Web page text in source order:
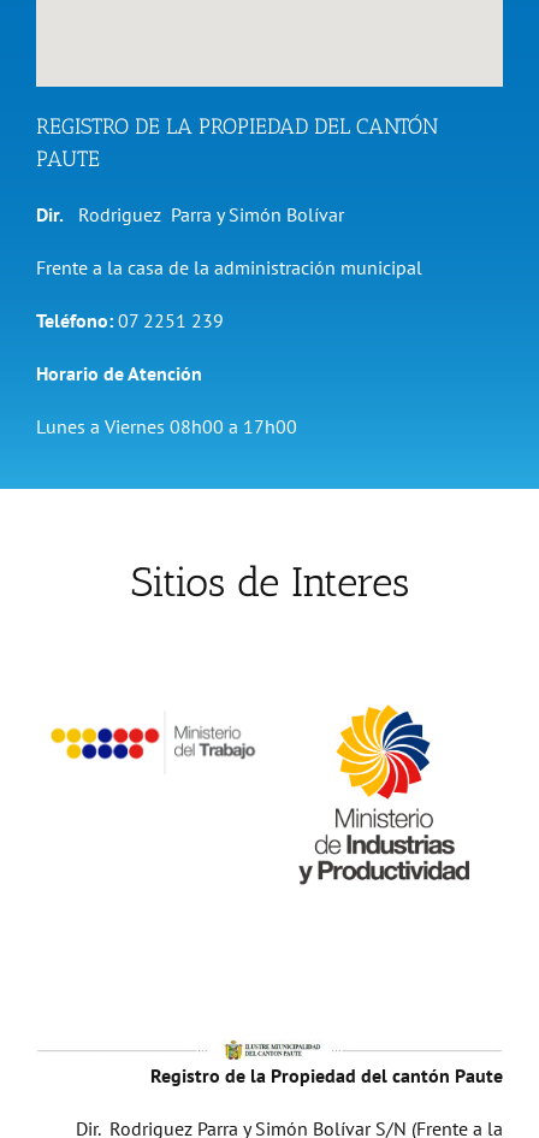
REGISTRO DE LA PROPIEDAD DEL CANTÓN
PAUTE
Dir. Rodriguez Parra y Simón Bolívar
Frente a la casa de la administración municipal
Teléfono: 07 2251 239
Horario de Atención
Lunes a Viernes 08h00 a 17h00
Sitios de Interes
Registro de la Propiedad del cantón Paute
Dir. Rodriguez Parra y Simón Bolívar S/N (Frente a la